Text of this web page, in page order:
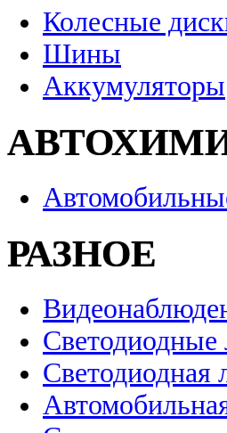
Колесные
Шины
Аккумуляторы
РАЗНОЕ
Светодиодная